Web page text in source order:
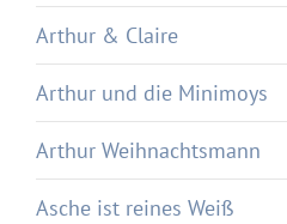
Arthur & Claire
Arthur und die Minimoys
Arthur Weihnachtsmann
Asche ist reines Weiß